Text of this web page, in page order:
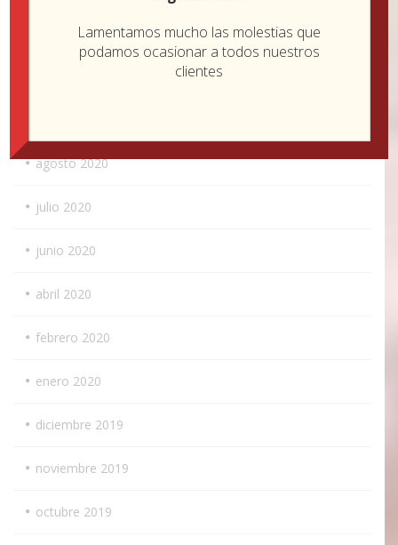
noviembre 2020
agosto 2020
julio 2020
junio 2020
abril 2020
febrero 2020
enero 2020
diciembre 2019
noviembre 2019
octubre 2019
Lamentamos mucho las molestias que
podamos ocasionar a todos nuestros
clientes